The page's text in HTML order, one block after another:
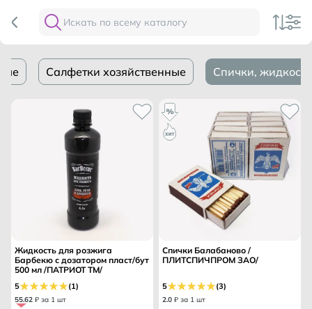
Салфетки хозяйственные Спички,
Жидкость для розжига
Барбекю с дозатором пласт/бут
500 мл /ПАТРИОТ ТМ/
5 (1)
55.62 ₽ за 1 шт
Спички Балабаново /
ПЛИТСПИЧПРОМ ЗАО/
5 (3)
2.0 ₽ за 1 шт